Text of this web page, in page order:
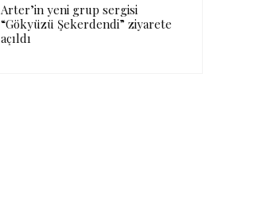
Arter’in yeni grup sergisi
“Gökyüzü Şekerdendi” ziyarete
açıldı